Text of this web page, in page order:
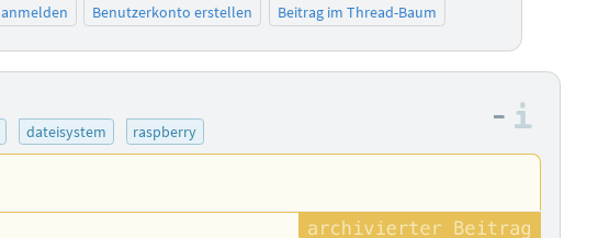
anmelden Benutzerkonto erstellen Beitrag im Thread-Baum
dateisystem raspberry –